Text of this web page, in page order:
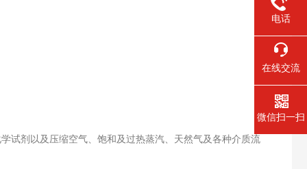
剂以及压缩空气、饱和及过热蒸汽、天然气及各种介质流
电话
在线交流
微信扫一扫